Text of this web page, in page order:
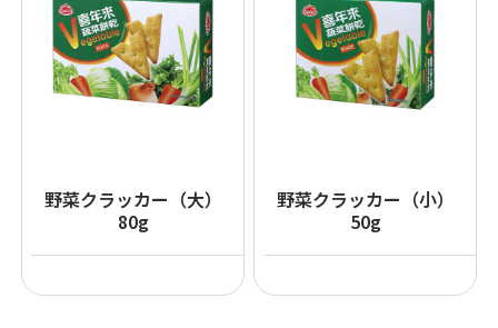
野菜クラッカー（大）
80g
野菜クラッカー（小）
50g